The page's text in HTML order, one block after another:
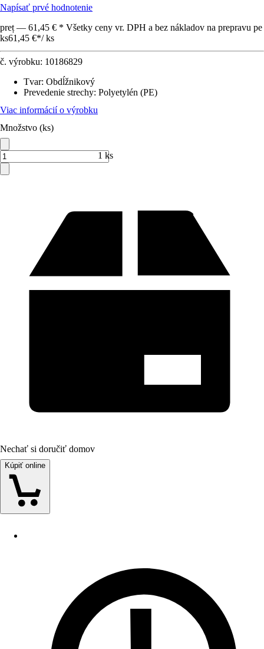
Napísať prvé hodnotenie
preț — 61,45 € * Všetky ceny vr. DPH a bez nákladov na prepravu pe
ks61,45 €*/ ks
č. výrobku: 10186829
Tvar: Obdĺžnikový
Prevedenie strechy: Polyetylén (PE)
Viac informácií o výrobku
Množstvo (ks)
1 ks
Nechať si doručiť domov
Kúpiť online